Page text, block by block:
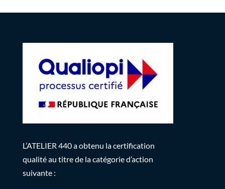
L’ATELIER 440 a obtenu la certification
qualité au titre de la catégorie d’action
suivante :